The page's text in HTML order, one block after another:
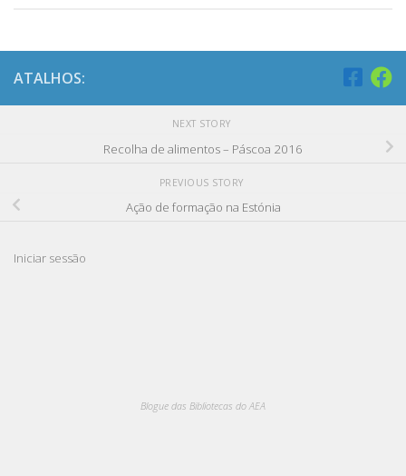
ATALHOS:
NEXT STORY
Recolha de alimentos – Páscoa 2016
PREVIOUS STORY
Ação de formação na Estónia
Iniciar sessão
Blogue das Bibliotecas do AEA